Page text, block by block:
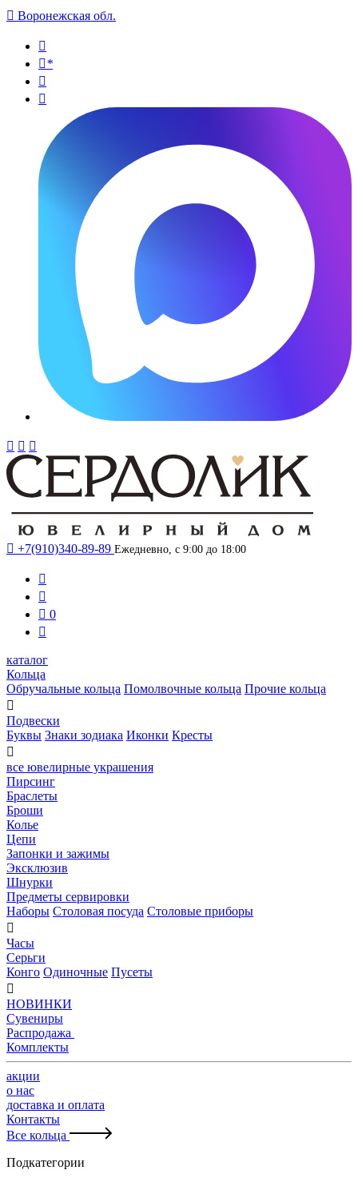
 Воронежская обл.

*


  
 +7(910)340-89-89 Ежедневно, с 9:00 до 18:00


 0

каталог
Кольца
Обручальные кольца Помолвочные кольца Прочие кольца

Подвески
Буквы Знаки зодиака Иконки Кресты

все ювелирные украшения
Пирсинг
Браслеты
Броши
Колье
Цепи
Запонки и зажимы
Эксклюзив
Шнурки
Предметы сервировки
Наборы Столовая посуда Столовые приборы

Часы
Серьги
Конго Одиночные Пусеты

НОВИНКИ
Сувениры
Распродажа
Комплекты
акции
о нас
доставка и оплата
Контакты
Все кольца
Подкатегории